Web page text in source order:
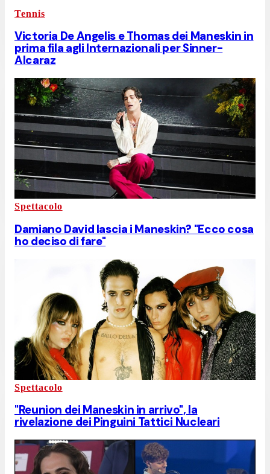
Tennis
Victoria De Angelis e Thomas dei Maneskin in
prima fila agli Internazionali per Sinner-
Alcaraz
Spettacolo
Damiano David lascia i Maneskin? "Ecco cosa
ho deciso di fare"
Spettacolo
"Reunion dei Maneskin in arrivo", la
rivelazione dei Pinguini Tattici Nucleari